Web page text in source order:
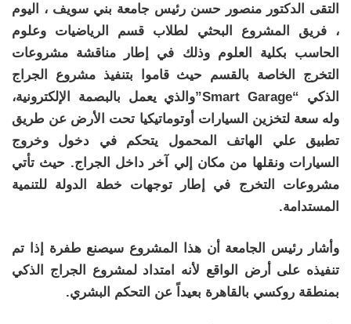
التقى الدكتور منصور حسن رئيس جامعة بني سويف ، اليوم
، فريق المشروع البحثي لطلاب قسم الرياضيات وعلوم
الحاسب بكلية العلوم وذلك في إطار مناقشة مشروعات
التخرج الخاصة بالقسم حيث قاموا بتنفيذ مشروع الجراج
الذكي “Smart Garage”والذي يعمل بالبصمة الإلكترونية،
وله سعة لتخزين السيارات أوتوماتيكيا تحت الأرض عن طريق
تطبيق علي الهاتف المحمول يتحكم في دخول وخروج
السيارات ونقلها من مكان إلي آخر داخل الجراج. حيث تأتي
مشروعات التخرج في إطار توجهات خطة الدولة للتنمية
المستدامة.
وأشار رئيس الجامعة أن هذا المشروع سيصنع طفرة إذا تم
تنفيذه على أرض الواقع لأنه امتداد لمشروع الجراج الذكي
بمنطقة روكسي بالقاهرة بعيداً عن التحكم البشري.